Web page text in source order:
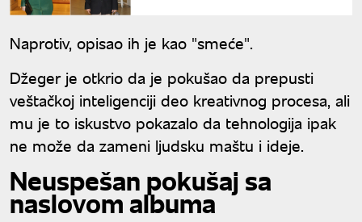
Naprotiv, opisao ih je kao "smeće".
Džeger je otkrio da je pokušao da prepusti
veštačkoj inteligenciji deo kreativnog procesa, ali
mu je to iskustvo pokazalo da tehnologija ipak
ne može da zameni ljudsku maštu i ideje.
Neuspešan pokušaj sa
naslovom albuma